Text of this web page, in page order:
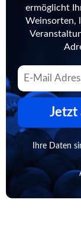
ermöglicht
Weinsorten,
Jetzt
Ihre Daten